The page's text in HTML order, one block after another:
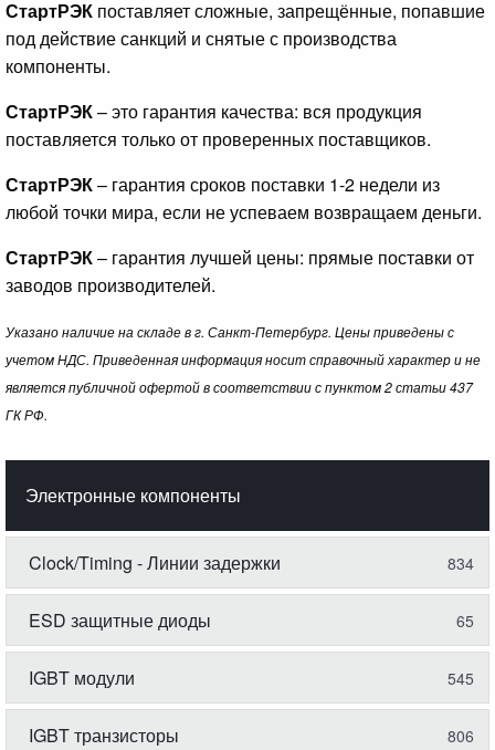
СтартРЭК поставляет сложные, запрещённые, попавшие
под действие санкций и снятые с производства
компоненты.
СтартРЭК– это гарантия качества: вся продукция
поставляется только от проверенных поставщиков.
СтартРЭК– гарантия сроков поставки 1-2 недели из
любой точки мира, если не успеваем возвращаем деньги.
СтартРЭК– гарантия лучшей цены: прямые поставки от
заводов производителей.
Указано наличие на складе в г. Санкт-Петербург. Цены приведены с
учетом НДС. Приведенная информация носит справочный характер и не
является публичной офертой в соответствии с пунктом 2 статьи 437
ГК РФ.
Электронные компоненты
Clock/Timing - Линии задержки 834
ESD защитные диоды 65
IGBT модули 545
IGBT транзисторы 806